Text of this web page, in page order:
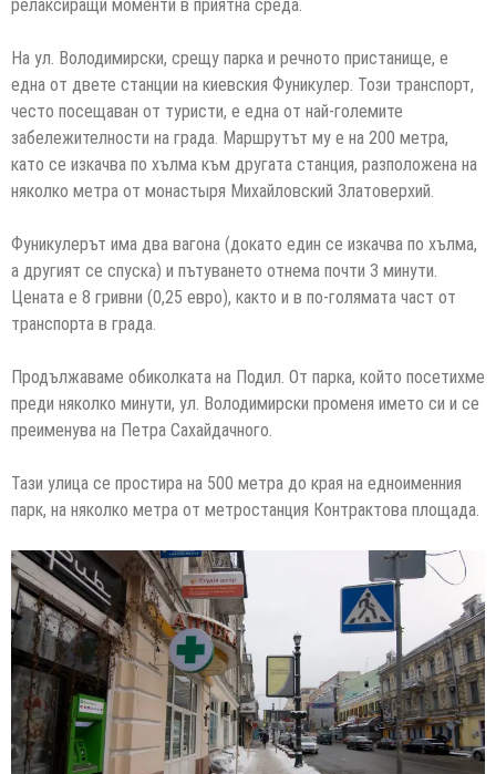
релаксиращи моменти в приятна среда.
На ул. Володимирски, срещу парка и речното пристанище, е
една от двете станции на киевския Фуникулер. Този транспорт,
често посещаван от туристи, е една от най-големите
забележителности на града. Маршрутът му е на 200 метра,
като се изкачва по хълма към другата станция, разположена на
няколко метра от монастыря Михайловский Златоверхий.
Фуникулерът има два вагона (докато един се изкачва по хълма,
а другият се спуска) и пътуването отнема почти 3 минути.
Цената е 8 гривни (0,25 евро), както и в по-голямата част от
транспорта в града.
Продължаваме обиколката на Подил. От парка, който посетихме
преди няколко минути, ул. Володимирски променя името си и се
преименува на Петра Сахайдачного.
Тази улица се простира на 500 метра до края на едноименния
парк, на няколко метра от метростанция Контрактова площада.